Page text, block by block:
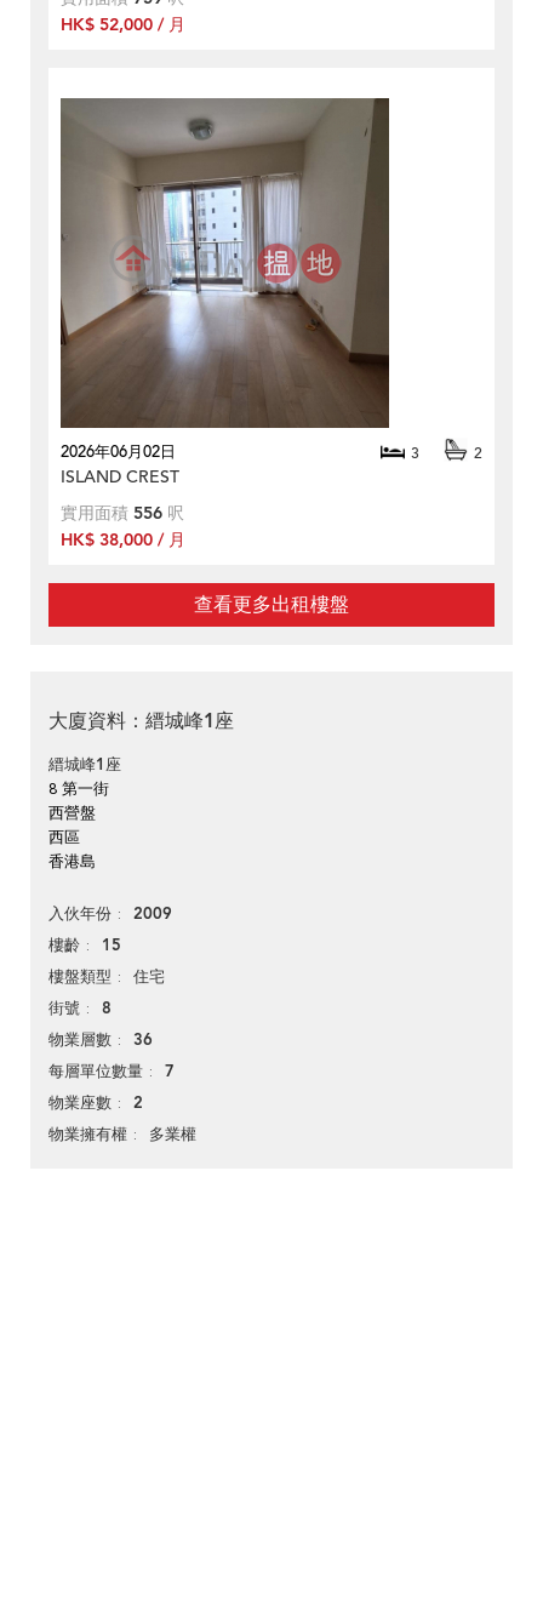
HK$ 52,000 / 月
2026年06月02日 3 2
ISLAND CREST
實用面積 556 呎
HK$ 38,000 / 月
查看更多出租樓盤
大廈資料：縉城峰1座
縉城峰1座
8 第一街
西營盤
西區
香港島
入伙年份 2009
樓齡 15
樓盤類型 住宅
街號 8
物業層數 36
每層單位數量 7
物業座數 2
物業擁有權 多業權